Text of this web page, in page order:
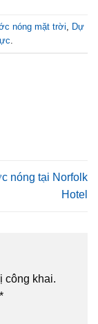
nóng mặt trời
Dự
nóng tại Norfolk
Hotel
công khai.
*